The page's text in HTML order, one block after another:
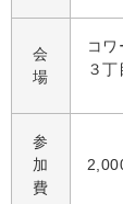
会
場
コ
３
参
加
費